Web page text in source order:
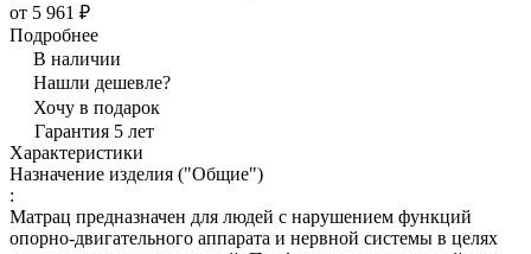
от 5 961 ₽
Подробнее
В наличии
Нашли дешевле?
Хочу в подарок
Гарантия 5 лет
Характеристики
Назначение изделия ("Общие")
:
Матрац предназначен для людей с нарушением функций
опорно-двигательного аппарата и нервной системы в целях